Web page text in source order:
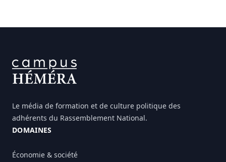
Le média de formation et de culture politique des
adhérents du Rassemblement National.
DOMAINES
Économie & société